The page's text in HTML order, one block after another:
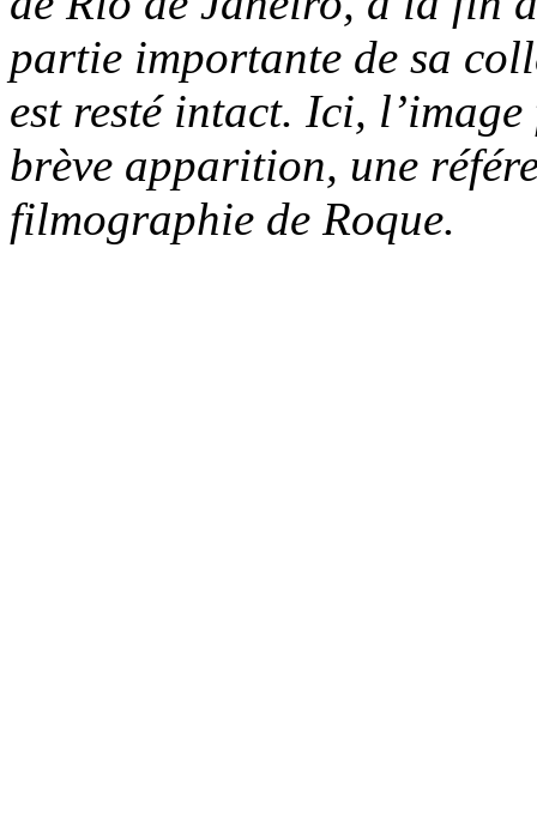
partie importante de sa
est resté intact. Ici,
brève apparition, une
filmographie de Roque.